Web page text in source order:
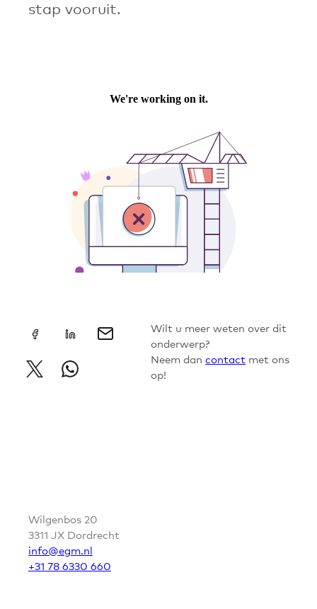
stap vooruit.
Wilt u meer weten over dit
onderwerp?
Neem dancontact met ons
op!
Wilgenbos 20
3311 JX Dordrecht
info@egm.nl
+31 78 6330 660